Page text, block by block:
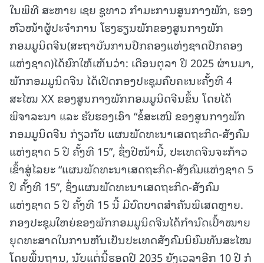
ໃນພິທີ ສະຫາຍ ເຊຍ ຊູທາວ ກຳມະການສູນກາງພັກ, ຮອງ
ຫົວໜ້າຜູ້ປະຈຳການ ໂຮງຮຽນພັກຂອງສູນກາງພັກ
ກອມມູນິດຈີນ(ສະຖາບັນການປົກຄອງແຫ່ງຊາດປົກຄອງ
ແຫ່ງຊາດ)ໄດ້ຍົກໃຫ້ເຫັນວ່າ: ເດືອນຕຸລາ ປີ 2025 ຜ່ານມາ,
ພັກກອມມູນິດຈີນ ໄດ້ເປີດກອງປະຊຸມຄົບຄະນະຄັ້ງທີ 4
ສະໄໝ XX ຂອງສູນກາງພັກກອມມູນິດຈີນຂຶ້ນ ໂດຍໄດ້
ພິຈາລະນາ ແລະ ຮັບຮອງເອົາ “ຂໍ້ສະເໜີ ຂອງສູນກາງພັກ
ກອມມູນິດຈີນ ກ່ຽວກັບ ແຜນພັດທະນາເສດຖະກິດ-ສັງຄົມ
ແຫ່ງຊາດ 5 ປີ ຄັ້ງທີ 15”, ຊຶ່ງປີໜ້ານີ້, ປະເທດຈີນຈະກ້າວ
ເຂົ້າສູ່ໄລຍະ “ແຜນພັດທະນາເສດຖະກິດ-ສັງຄົມແຫ່ງຊາດ 5
ປີ ຄັ້ງທີ 15”, ຊຶ່ງແຜນພັດທະນາເສດຖະກິດ-ສັງຄົມ
ແຫ່ງຊາດ 5 ປີ ຄັ້ງທີ 15 ນີ້ ມີບົດບາດສໍາຄັນພິເສດຫຼາຍ.
ກອງປະຊຸມໃຫຍ່ຂອງພັກກອມມູນິດຈີນໄດ້ກໍານົດເປົ້າໝາຍ
ຍຸດທະສາດໃນການຫັນເປັນປະເທດສັງຄົມນິຍົມທັນສະໄໝ
ໂດຍພື້ນຖານ, ນັບແຕ່່ນີ້ຮອດປີ 2035 ຍັງເວລາອີກ 10 ປີ ກໍ